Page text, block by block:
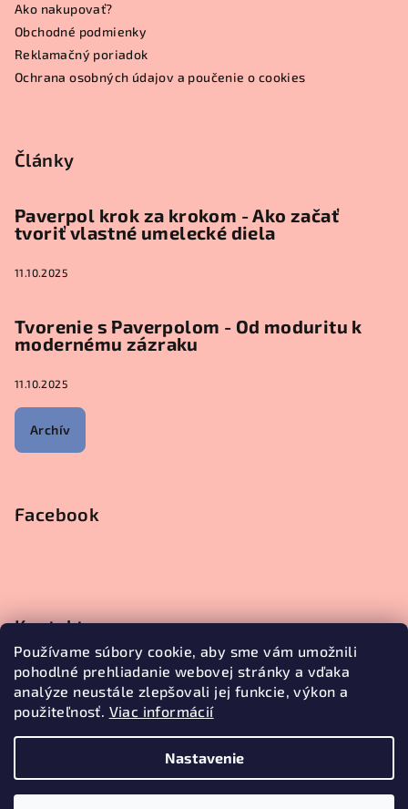
Používame súbory cookie, aby sme vám umožnili
pohodlné prehliadanie webovej stránky a vďaka
analýze neustále zlepšovali jej funkcie, výkon a
použiteľnosť. Viac informácií
Nastavenie
Ako nakupovať?
Obchodné podmienky
Reklamačný poriadok
Ochrana osobných údajov a poučenie o cookies
Články
Paverpol krok za krokom - Ako začať
tvoriť vlastné umelecké diela
11.10.2025
Tvorenie s Paverpolom - Od moduritu k
modernému zázraku
11.10.2025
Archív
Facebook
Kontakt
objednavky@janetecreative.sk
+421905499957